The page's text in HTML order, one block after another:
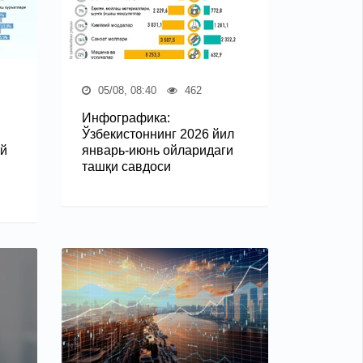
05/08, 08:40 462
Инфографика:
Ўзбекистоннинг 2026 йил
январь-июнь ойларидаги
ташқи савдоси